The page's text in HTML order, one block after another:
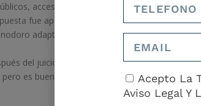
accesibles para todos…
fue aprobada en 2019 y ahora el
adaptado a las mujeres, así como las
del juicio, el primer inodoro público nuevo
es bueno que por fin esté aquí”, dijo a la
Acepto La
Aviso Legal Y